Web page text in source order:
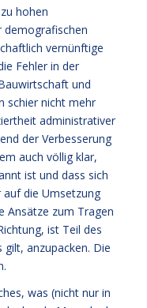
hohen
demografischen
vernünftige
Fehler in der
und
schier nicht mehr
administrativer
der Verbesserung
auch völlig klar,
ist und dass sich
die Umsetzung
Ansätze zum Tragen
ist Teil des
anzupacken. Die
was (nicht nur in